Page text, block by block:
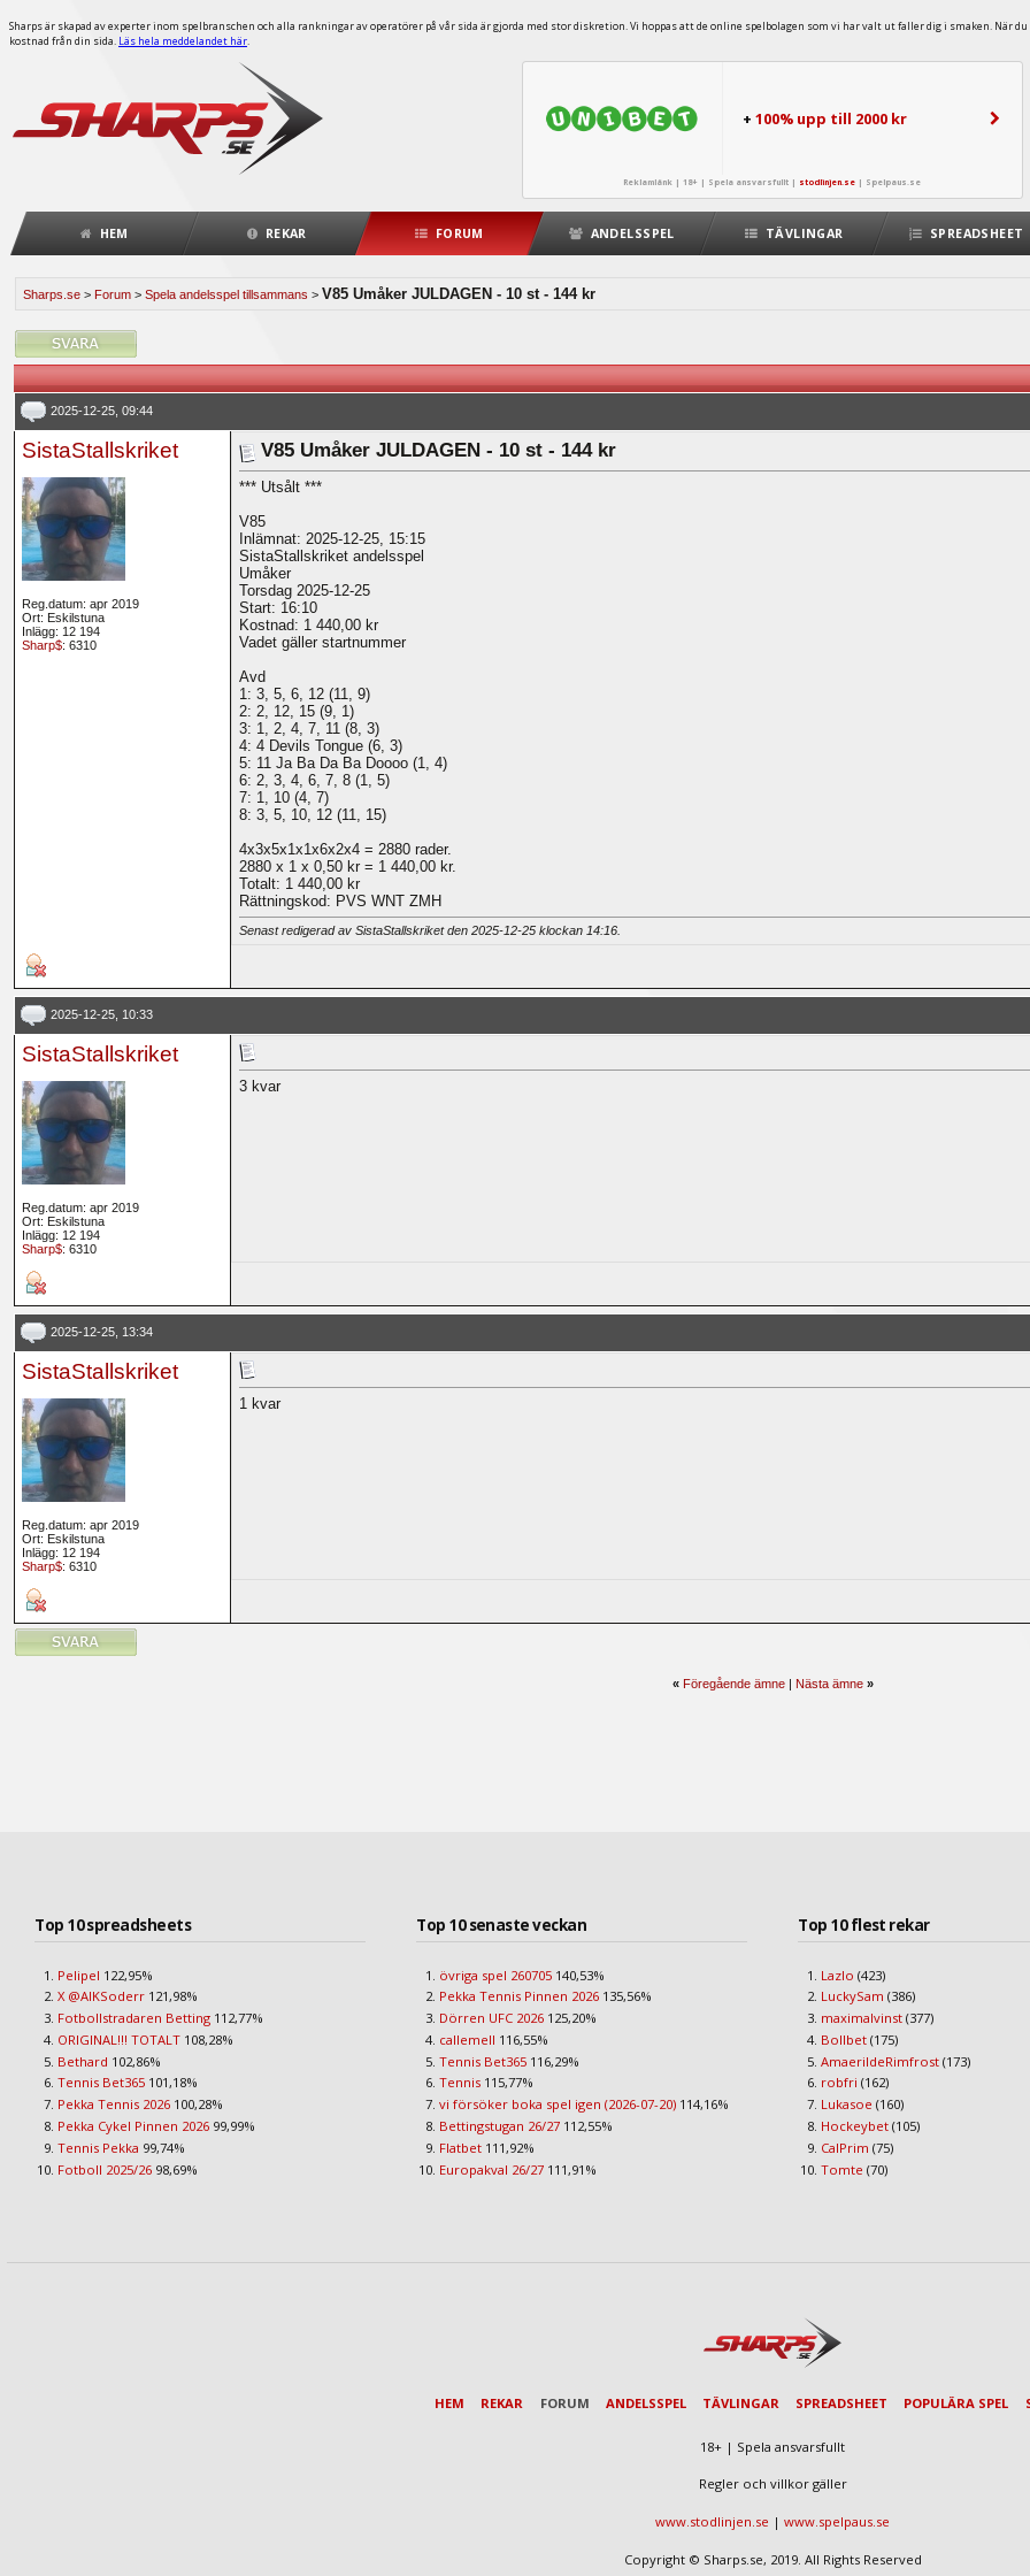
Sharps är skapad av experter inom spelbranschen och alla rankningar av operatörer på vår sida är gjorda med stor diskretion. Vi hoppas att de online spelbolagen som vi har valt ut faller dig i smaken. När
kostnad från din sida. Läs hela meddelandet här.
+ 100% upp till 2000 kr
Reklamlänk | 18+ | Spela ansvarsfullt | stodlinjen.se | Spelpaus.se
HEM REKAR FORUM ANDELSSPEL TÄVLINGAR SPREADSHEET
Sharps.se > Forum > Spela andelsspel tillsammans > V85 Umåker JULDAGEN - 10 st - 144 kr
2025-12-25, 09:44
SistaStallskriket
Reg.datum: apr 2019
Ort: Eskilstuna
Inlägg: 12 194
Sharp$: 6310
V85 Umåker JULDAGEN - 10 st - 144 kr
*** Utsålt ***
V85
Inlämnat: 2025-12-25, 15:15
SistaStallskriket andelsspel
Umåker
Torsdag 2025-12-25
Start: 16:10
Kostnad: 1 440,00 kr
Vadet gäller startnummer
Avd
1: 3, 5, 6, 12 (11, 9)
2: 2, 12, 15 (9, 1)
3: 1, 2, 4, 7, 11 (8, 3)
4: 4 Devils Tongue (6, 3)
5: 11 Ja Ba Da Ba Doooo (1, 4)
6: 2, 3, 4, 6, 7, 8 (1, 5)
7: 1, 10 (4, 7)
8: 3, 5, 10, 12 (11, 15)
4x3x5x1x1x6x2x4 = 2880 rader.
2880 x 1 x 0,50 kr = 1 440,00 kr.
Totalt: 1 440,00 kr
Rättningskod: PVS WNT ZMH
Senast redigerad av SistaStallskriket den 2025-12-25 klockan 14:16.
2025-12-25, 10:33
SistaStallskriket
Reg.datum: apr 2019
Ort: Eskilstuna
Inlägg: 12 194
Sharp$: 6310
3 kvar
2025-12-25, 13:34
SistaStallskriket
Reg.datum: apr 2019
Ort: Eskilstuna
Inlägg: 12 194
Sharp$: 6310
1 kvar
« Föregående ämne| Nästa ämne »
Top 10 spreadsheets
Pelipel 122,95%
X @AIKSoderr 121,98%
Fotbollstradaren Betting 112,77%
ORIGINAL!!! TOTALT 108,28%
Bethard 102,86%
Tennis Bet365 101,18%
Pekka Tennis 2026 100,28%
Pekka Cykel Pinnen 2026 99,99%
Tennis Pekka 99,74%
Fotboll 2025/26 98,69%
Top 10 senaste veckan
övriga spel 260705 140,53%
Pekka Tennis Pinnen 2026 135,56%
Dörren UFC 2026 125,20%
callemell 116,55%
Tennis Bet365 116,29%
Tennis 115,77%
vi försöker boka spel igen (2026-07-20) 114,16%
Bettingstugan 26/27 112,55%
Flatbet 111,92%
Europakval 26/27 111,91%
Top 10 flest rekar
Lazlo (423)
LuckySam (386)
maximalvinst (377)
Bollbet (175)
AmaerildeRimfrost (173)
robfri (162)
Lukasoe (160)
Hockeybet (105)
CalPrim (75)
Tomte (70)
HEM REKAR FORUM ANDELSSPEL TÄVLINGAR SPREADSHEET POPULÄRA SPEL
18+ | Spela ansvarsfullt
Regler och villkor gäller
www.stodlinjen.se | www.spelpaus.se
Copyright © Sharps.se, 2019. All Rights Reserved